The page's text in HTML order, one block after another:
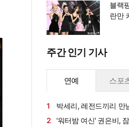
블랙
란만
주간 인기 기사
연예 스포
1
박세리, 레전드끼리 만
게 밥 샀다가 '반전'
2
'워터밤 여신' 권은비,